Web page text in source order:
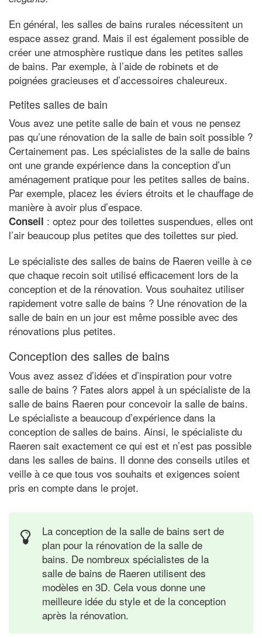
En général, les salles de bains rurales nécessitent un
espace assez grand. Mais il est également possible de
créer une atmosphère rustique dans les petites salles
de bains. Par exemple, à l’aide de robinets et de
poignées gracieuses et d’accessoires chaleureux.
Petites salles de bain
Vous avez une petite salle de bain et vous ne pensez
pas qu’une rénovation de la salle de bain soit possible ?
Certainement pas. Les spécialistes de la salle de bains
ont une grande expérience dans la conception d’un
aménagement pratique pour les petites salles de bains.
Par exemple, placez les éviers étroits et le chauffage de
manière à avoir plus d’espace.
Conseil : optez pour des toilettes suspendues, elles ont
l’air beaucoup plus petites que des toilettes sur pied.
Le spécialiste des salles de bains de Raeren veille à ce
que chaque recoin soit utilisé efficacement lors de la
conception et de la rénovation. Vous souhaitez utiliser
rapidement votre salle de bains ? Une rénovation de la
salle de bain en un jour est même possible avec des
rénovations plus petites.
Conception des salles de bains
Vous avez assez d’idées et d’inspiration pour votre
salle de bains ? Fates alors appel à un spécialiste de la
salle de bains Raeren pour concevoir la salle de bains.
Le spécialiste a beaucoup d’expérience dans la
conception de salles de bains. Ainsi, le spécialiste du
Raeren sait exactement ce qui est et n’est pas possible
dans les salles de bains. Il donne des conseils utiles et
veille à ce que tous vos souhaits et exigences soient
pris en compte dans le projet.
La conception de la salle de bains sert de
plan pour la rénovation de la salle de
bains. De nombreux spécialistes de la
salle de bains de Raeren utilisent des
modèles en 3D. Cela vous donne une
meilleure idée du style et de la conception
après la rénovation.